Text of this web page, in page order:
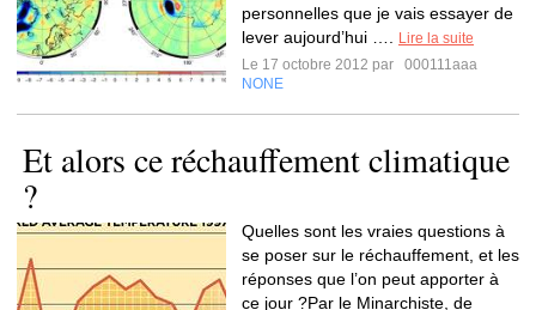
personnelles que je vais essayer de
lever aujourd’hui ….
Lire la suite
Le 17 octobre 2012 par
000111aaa
NONE
Et alors ce réchauffement climatique
?
Quelles sont les vraies questions à
se poser sur le réchauffement, et les
réponses que l’on peut apporter à
ce jour ?Par le Minarchiste, de